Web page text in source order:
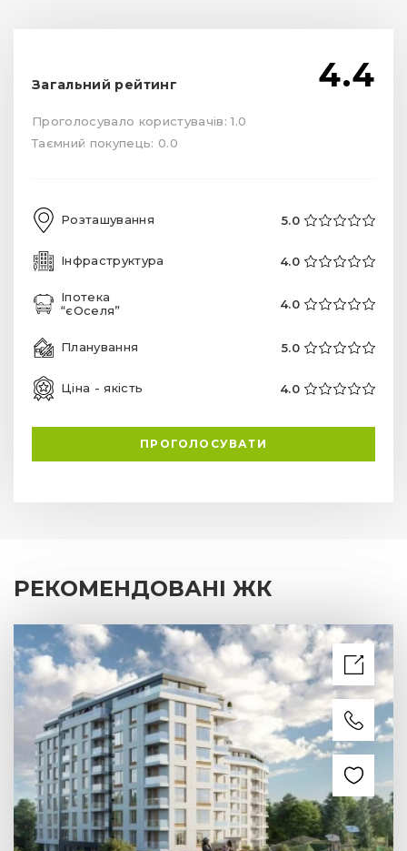
Загальний рейтинг 4.4
Проголосувало користувачів: 1.0
Таємний покупець: 0.0
Розташування 5.0
Інфраструктура 4.0
Іпотека
“єОселя”
4.0
Планування 5.0
Ціна - якість 4.0
ПРОГОЛОСУВАТИ
РЕКОМЕНДОВАНІ ЖК